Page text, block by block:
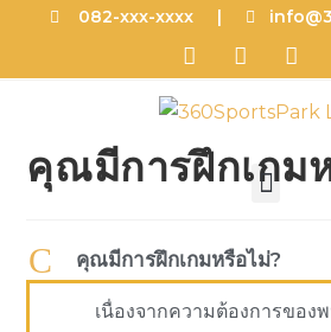
082-xxx-xxxx |
คุณมีการฝึกเกม
C คุณมีการฝึกเกมหรือไม่?
เนื่องจากความต้องการของ